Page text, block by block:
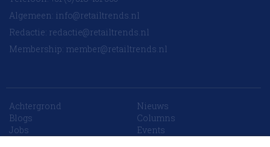
Algemeen: info@retailtrends.nl
Redactie: redactie@retailtrends.nl
Membership: member@retailtrends.nl
Achtergrond
Nieuws
Blogs
Columns
Jobs
Events
10 collega’s